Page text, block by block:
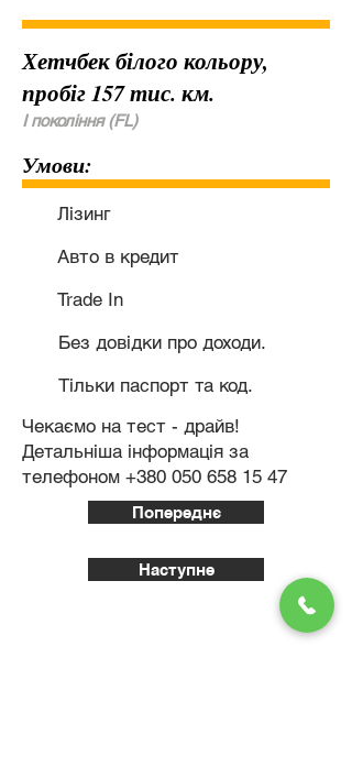
Хетчбекбілого кольору,
пробіг 157 тис. км.
I покоління (FL)
Умови:
Лізинг
Авто в кредит
Trade In
Без довідки про доходи.
Тільки паспорт та код.
Чекаємо на тест - драйв!
Детальніша інформація за
телефоном +380 050 658 15 47
Попереднє
Наступне